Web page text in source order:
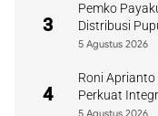
3
Pemko
Distribusi
5 Agustus 2026
4
Roni Aprianto
Perkuat
5 Agustus 2026